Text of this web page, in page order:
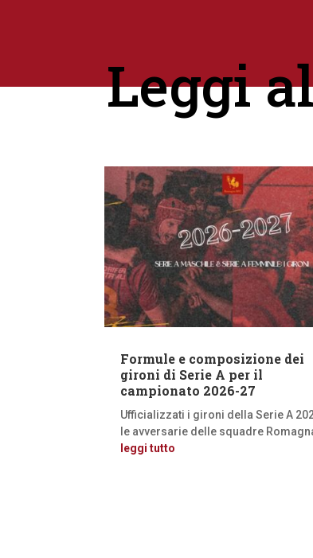
Leggi
Formule e composizione dei
gironi di Serie A per il
campionato 2026-27
Ufficializzati i gironi della Serie A
le avversarie delle squadre
leggi tutto